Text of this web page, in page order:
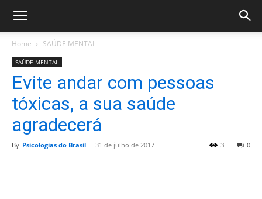
Home SAÚDE MENTAL
SAÚDE MENTAL
Evite andar com pessoas
tóxicas, a sua saúde
agradecerá
By Psicologias do Brasil - 31 de julho de 2017 0
3